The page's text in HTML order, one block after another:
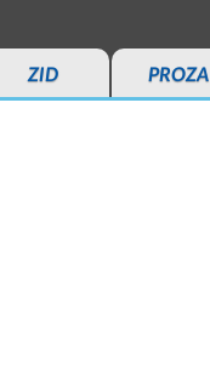
ZID PROZA